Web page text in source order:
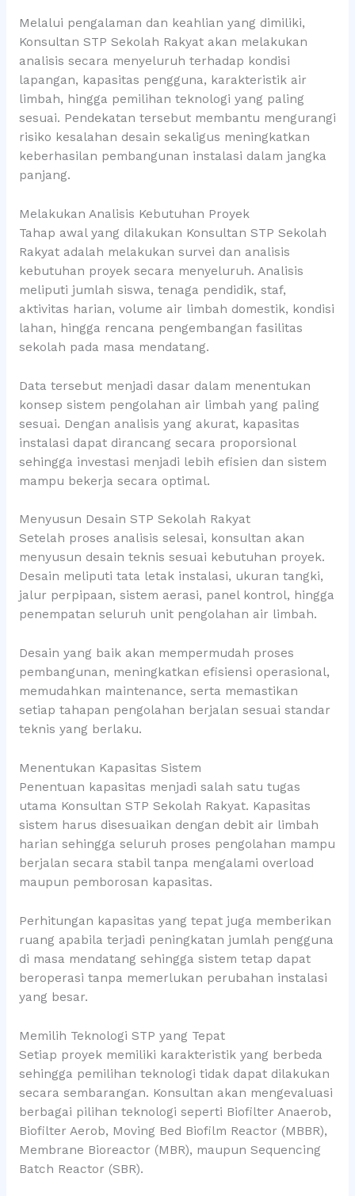
Melalui pengalaman dan keahlian yang dimiliki,
Konsultan STP Sekolah Rakyat akan melakukan
analisis secara menyeluruh terhadap kondisi
lapangan, kapasitas pengguna, karakteristik air
limbah, hingga pemilihan teknologi yang paling
sesuai. Pendekatan tersebut membantu mengurangi
risiko kesalahan desain sekaligus meningkatkan
keberhasilan pembangunan instalasi dalam jangka
panjang.
Melakukan Analisis Kebutuhan Proyek
Tahap awal yang dilakukan Konsultan STP Sekolah
Rakyat adalah melakukan survei dan analisis
kebutuhan proyek secara menyeluruh. Analisis
meliputi jumlah siswa, tenaga pendidik, staf,
aktivitas harian, volume air limbah domestik, kondisi
lahan, hingga rencana pengembangan fasilitas
sekolah pada masa mendatang.
Data tersebut menjadi dasar dalam menentukan
konsep sistem pengolahan air limbah yang paling
sesuai. Dengan analisis yang akurat, kapasitas
instalasi dapat dirancang secara proporsional
sehingga investasi menjadi lebih efisien dan sistem
mampu bekerja secara optimal.
Menyusun Desain STP Sekolah Rakyat
Setelah proses analisis selesai, konsultan akan
menyusun desain teknis sesuai kebutuhan proyek.
Desain meliputi tata letak instalasi, ukuran tangki,
jalur perpipaan, sistem aerasi, panel kontrol, hingga
penempatan seluruh unit pengolahan air limbah.
Desain yang baik akan mempermudah proses
pembangunan, meningkatkan efisiensi operasional,
memudahkan maintenance, serta memastikan
setiap tahapan pengolahan berjalan sesuai standar
teknis yang berlaku.
Menentukan Kapasitas Sistem
Penentuan kapasitas menjadi salah satu tugas
utama Konsultan STP Sekolah Rakyat. Kapasitas
sistem harus disesuaikan dengan debit air limbah
harian sehingga seluruh proses pengolahan mampu
berjalan secara stabil tanpa mengalami overload
maupun pemborosan kapasitas.
Perhitungan kapasitas yang tepat juga memberikan
ruang apabila terjadi peningkatan jumlah pengguna
di masa mendatang sehingga sistem tetap dapat
beroperasi tanpa memerlukan perubahan instalasi
yang besar.
Memilih Teknologi STP yang Tepat
Setiap proyek memiliki karakteristik yang berbeda
sehingga pemilihan teknologi tidak dapat dilakukan
secara sembarangan. Konsultan akan mengevaluasi
berbagai pilihan teknologi seperti Biofilter Anaerob,
Biofilter Aerob, Moving Bed Biofilm Reactor (MBBR),
Membrane Bioreactor (MBR), maupun Sequencing
Batch Reactor (SBR).